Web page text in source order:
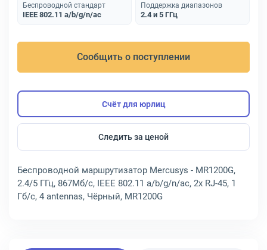
Беспроводной стандарт
IEEE 802.11 a/b/g/n/ac
Поддержка диапазонов
2.4 и 5 ГГц
Сообщить о поступлении
Счёт для юрлиц
Следить за ценой
Беспроводной маршрутизатор Mercusys - MR1200G,
2.4/5 ГГц, 867Мб/с, IEEE 802.11 a/b/g/n/ac, 2x RJ-45, 1
Гб/с, 4 antennas, Чёрный, MR1200G